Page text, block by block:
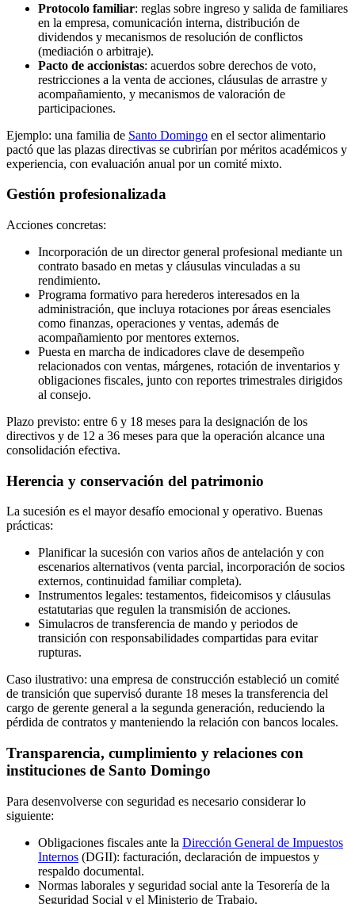
Protocolo familiar: reglas sobre ingreso y salida de familiares
en la empresa, comunicación interna, distribución de
dividendos y mecanismos de resolución de conflictos
(mediación o arbitraje).
Pacto de accionistas: acuerdos sobre derechos de voto,
restricciones a la venta de acciones, cláusulas de arrastre y
acompañamiento, y mecanismos de valoración de
participaciones.
Ejemplo: una familia de Santo Domingo en el sector alimentario
pactó que las plazas directivas se cubrirían por méritos académicos y
experiencia, con evaluación anual por un comité mixto.
Gestión profesionalizada
Acciones concretas:
Incorporación de un director general profesional mediante un
contrato basado en metas y cláusulas vinculadas a su
rendimiento.
Programa formativo para herederos interesados en la
administración, que incluya rotaciones por áreas esenciales
como finanzas, operaciones y ventas, además de
acompañamiento por mentores externos.
Puesta en marcha de indicadores clave de desempeño
relacionados con ventas, márgenes, rotación de inventarios y
obligaciones fiscales, junto con reportes trimestrales dirigidos
al consejo.
Plazo previsto: entre 6 y 18 meses para la designación de los
directivos y de 12 a 36 meses para que la operación alcance una
consolidación efectiva.
Herencia y conservación del patrimonio
La sucesión es el mayor desafío emocional y operativo. Buenas
prácticas:
Planificar la sucesión con varios años de antelación y con
escenarios alternativos (venta parcial, incorporación de socios
externos, continuidad familiar completa).
Instrumentos legales: testamentos, fideicomisos y cláusulas
estatutarias que regulen la transmisión de acciones.
Simulacros de transferencia de mando y periodos de
transición con responsabilidades compartidas para evitar
rupturas.
Caso ilustrativo: una empresa de construcción estableció un comité
de transición que supervisó durante 18 meses la transferencia del
cargo de gerente general a la segunda generación, reduciendo la
pérdida de contratos y manteniendo la relación con bancos locales.
Transparencia, cumplimiento y relaciones con
instituciones de Santo Domingo
Para desenvolverse con seguridad es necesario considerar lo
siguiente:
Obligaciones fiscales ante la Dirección General de Impuestos
Internos (DGII): facturación, declaración de impuestos y
respaldo documental.
Normas laborales y seguridad social ante la Tesorería de la
Seguridad Social y el Ministerio de Trabajo.